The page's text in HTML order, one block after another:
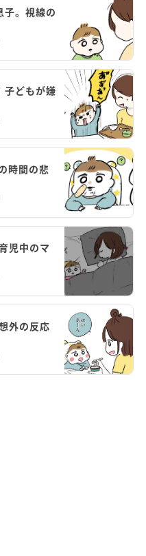
子。視線の
子どもが嫌
時間の悲
児中のマ
外の反応